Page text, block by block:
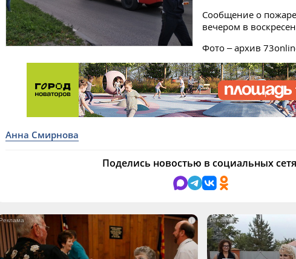
Сообщение о
вечером в
Фото – архив
Анна Смирнова
Поделись новостью в социальных
i